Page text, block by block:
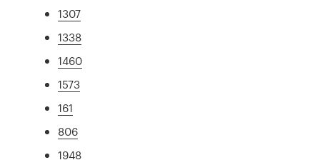
1307
1338
1460
1573
161
806
1948